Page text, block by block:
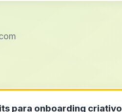
para onboarding criativo